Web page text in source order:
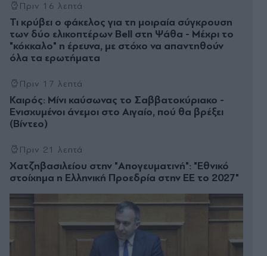
Πριν 16 λεπτά
Τι κρύβει ο φάκελος για τη μοιραία σύγκρουση
των δύο ελικοπτέρων Bell στη Ψάθα - Μέχρι το
"κόκκαλο" η έρευνα, με στόχο να απαντηθούν
όλα τα ερωτήματα
Πριν 17 λεπτά
Καιρός: Μίνι καύσωνας το Σαββατοκύριακο -
Ενισχυμένοι άνεμοι στο Αιγαίο, πού θα βρέξει
(Βίντεο)
Πριν 21 λεπτά
Χατζηβασιλείου στην "Απογευματινή": "Εθνικό
στοίχηµα η Ελληνική Προεδρία στην ΕΕ το 2027"